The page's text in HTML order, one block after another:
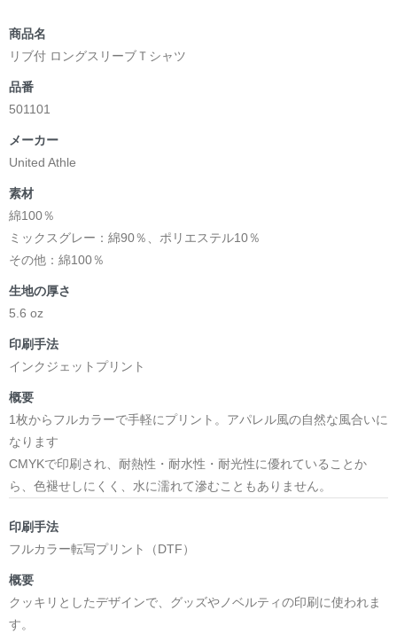
商品名
リブ付 ロングスリーブＴシャツ
品番
501101
メーカー
United Athle
素材
綿100％
ミックスグレー：綿90％、ポリエステル10％
その他：綿100％
生地の厚さ
5.6 oz
印刷手法
インクジェットプリント
概要
1枚からフルカラーで手軽にプリント。アパレル風の自然な風合いに
なります
CMYKで印刷され、耐熱性・耐水性・耐光性に優れていることか
ら、色褪せしにくく、水に濡れて滲むこともありません。
印刷手法
フルカラー転写プリント（DTF）
概要
クッキリとしたデザインで、グッズやノベルティの印刷に使われま
す。